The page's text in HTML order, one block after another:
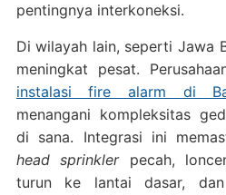
pentingnya interkoneksi.
Di wilayah lain, seperti Jawa
meningkat pesat.
instalasi fire alarm di
menangani kompleksitas
di sana. Integrasi ini
head sprinklerpecah,
turun ke lantai dasar,